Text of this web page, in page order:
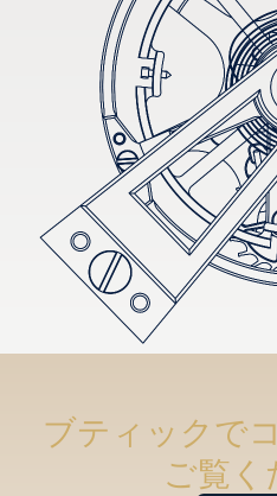
ブティックで
ご覧く